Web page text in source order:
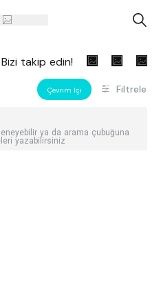
A
Bizi takip edin!
Çevrim Içi Filtrele
ya da arama çubuğuna
yazabilirsiniz